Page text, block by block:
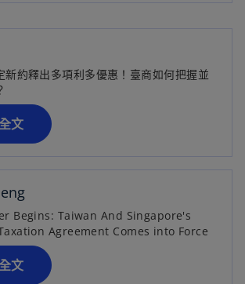
新約釋出多項利多優惠！臺商如何把握並
文
Begins: Taiwan And Singapore's
Agreement Comes into Force
文